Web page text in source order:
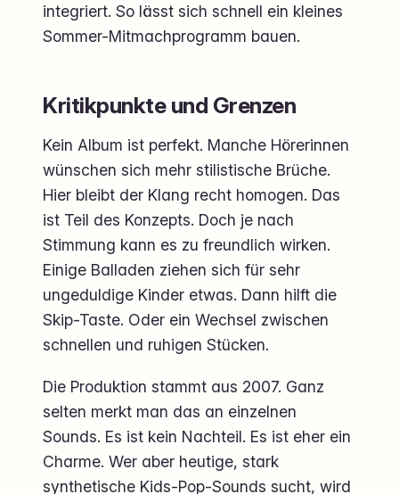
integriert. So lässt sich schnell ein kleines
Sommer-Mitmachprogramm bauen.
Kritikpunkte und Grenzen
Kein Album ist perfekt. Manche Hörerinnen
wünschen sich mehr stilistische Brüche.
Hier bleibt der Klang recht homogen. Das
ist Teil des Konzepts. Doch je nach
Stimmung kann es zu freundlich wirken.
Einige Balladen ziehen sich für sehr
ungeduldige Kinder etwas. Dann hilft die
Skip-Taste. Oder ein Wechsel zwischen
schnellen und ruhigen Stücken.
Die Produktion stammt aus 2007. Ganz
selten merkt man das an einzelnen
Sounds. Es ist kein Nachteil. Es ist eher ein
Charme. Wer aber heutige, stark
synthetische Kids-Pop-Sounds sucht, wird